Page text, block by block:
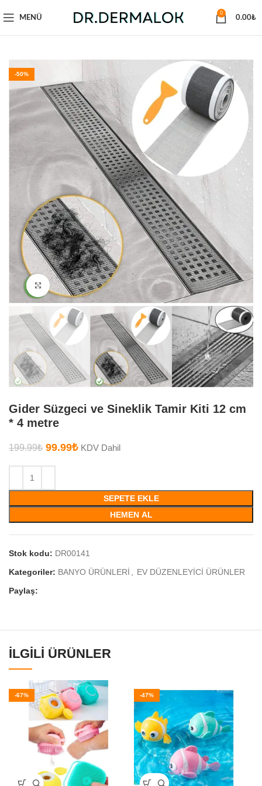
MENÜ
0
0.00₺
-50%
Büyütmek için tıklayın
Gider Süzgeci ve Sineklik Tamir Kiti 12 cm
* 4 metre
199.99₺ 99.99₺ KDV Dahil
SEPETE EKLE
HEMEN AL
Stok kodu: DR00141
Kategoriler: BANYO ÜRÜNLERİ , EV DÜZENLEYİCİ ÜRÜNLER
Paylaş:
İLGILI ÜRÜNLER
-67% -47%